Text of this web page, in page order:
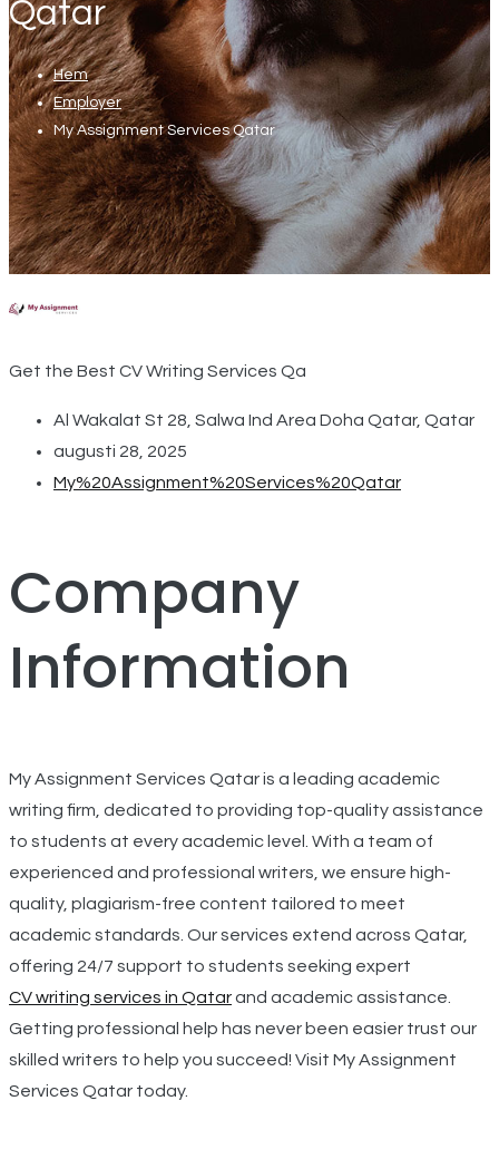
Qatar
Hem
Employer
My Assignment Services Qatar
Get the Best CV Writing Services Qa
Al Wakalat St 28, Salwa Ind Area Doha Qatar, Qatar
augusti 28, 2025
My%20Assignment%20Services%20Qatar
Company
Information
My Assignment Services Qatar is a leading academic
writing firm, dedicated to providing top-quality assistance
to students at every academic level. With a team of
experienced and professional writers, we ensure high-
quality, plagiarism-free content tailored to meet
academic standards. Our services extend across Qatar,
offering 24/7 support to students seeking expert
CVwriting services in Qatarand academic assistance.
Getting professional help has never been easier trust our
skilled writers to help you succeed! Visit My Assignment
Services Qatar today.